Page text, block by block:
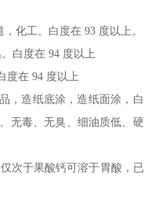
化工。白度在 93 度以上。
白度在 94 度以上
度在 94 度以上
，造纸底涂，造纸面涂，白
无毒、无臭、细油质低、硬
次于果酸钙可溶于胃酸，已